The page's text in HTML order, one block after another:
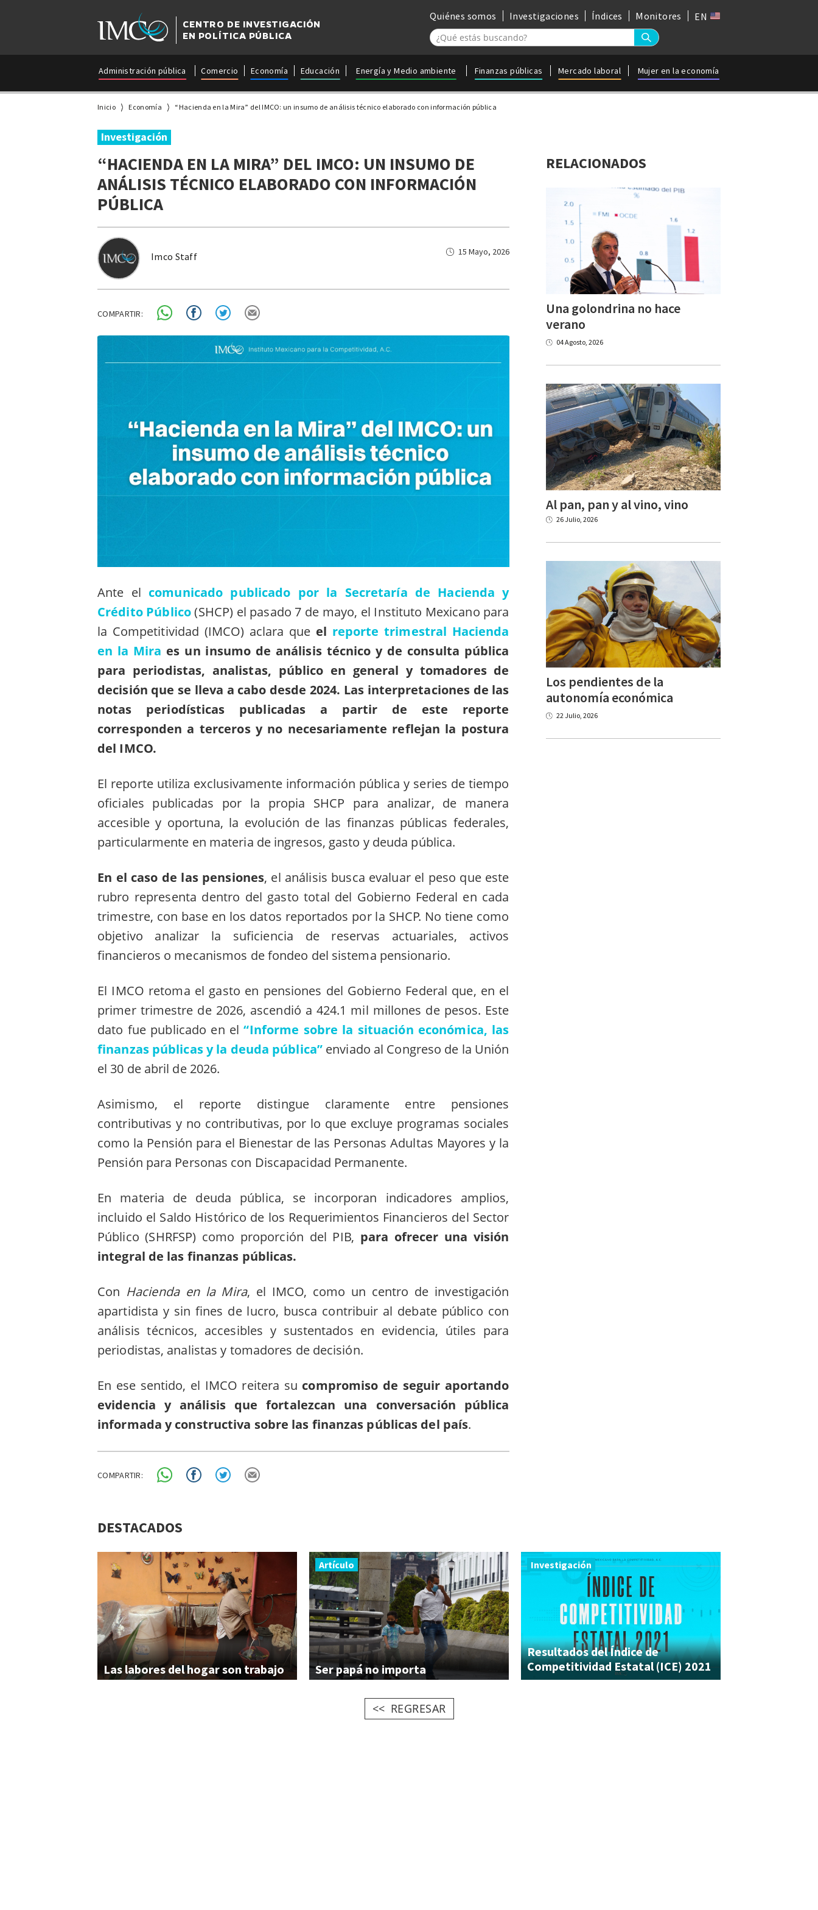
CENTRO DE INVESTIGACIÓN
EN POLÍTICA PÚBLICA
Quiénes somos Investigaciones Índices Monitores EN
Administración pública Comercio Economía Educación Energía y Medio ambiente Finanzas públicas Mercado laboral Mujer en la economía
Inicio Economía “Hacienda en la Mira” del IMCO: un insumo de análisis técnico elaborado con información pública
Investigación
“HACIENDA EN LA MIRA” DEL IMCO: UN INSUMO DE
ANÁLISIS TÉCNICO ELABORADO CON INFORMACIÓN
PÚBLICA
Imco Staff 15 Mayo, 2026
COMPARTIR:
Ante el comunicado publicado por la Secretaría de Hacienda y
Crédito Público(SHCP) el pasado 7 de mayo, el Instituto Mexicano para
la Competitividad (IMCO) aclara que el reporte trimestral Hacienda
en la Mira es un insumo de análisis técnico y de consulta pública
para periodistas, analistas, público en general y tomadores de
decisión que se lleva a cabo desde 2024. Las interpretaciones de las
notas periodísticas publicadas a partir de este reporte
corresponden a terceros y no necesariamente reflejan la postura
del IMCO.
El reporte utiliza exclusivamente información pública y series de tiempo
oficiales publicadas por la propia SHCP para analizar, de manera
accesible y oportuna, la evolución de las finanzas públicas federales,
particularmente en materia de ingresos, gasto y deuda pública.
En el caso de las pensiones, el análisis busca evaluar el peso que este
rubro representa dentro del gasto total del Gobierno Federal en cada
trimestre, con base en los datos reportados por la SHCP. No tiene como
objetivo analizar la suficiencia de reservas actuariales, activos
financieros o mecanismos de fondeo del sistema pensionario.
El IMCO retoma el gasto en pensiones del Gobierno Federal que, en el
primer trimestre de 2026, ascendió a 424.1 mil millones de pesos. Este
dato fue publicado en el“Informe sobre la situación económica, las
finanzas públicas y la deuda pública” enviado al Congreso de la Unión
el 30 de abril de 2026.
Asimismo, el reporte distingue claramente entre pensiones
contributivas y no contributivas, por lo que excluye programas sociales
como la Pensión para el Bienestar de las Personas Adultas Mayores y la
Pensión para Personas con Discapacidad Permanente.
En materia de deuda pública, se incorporan indicadores amplios,
incluido el Saldo Histórico de los Requerimientos Financieros del Sector
Público (SHRFSP) como proporción del PIB, para ofrecer una visión
integral de las finanzas públicas.
Con Hacienda en la Mira, el IMCO, como un centro de investigación
apartidista y sin fines de lucro, busca contribuir al debate público con
análisis técnicos, accesibles y sustentados en evidencia, útiles para
periodistas, analistas y tomadores de decisión.
En ese sentido, el IMCO reitera su compromiso de seguir aportando
evidencia y análisis que fortalezcan una conversación pública
informada y constructiva sobre las finanzas públicas del país.
COMPARTIR:
RELACIONADOS
Una golondrina no hace
verano
04 Agosto, 2026
Al pan, panyalvino,vino
26 Julio, 2026
Los pendientes de la
autonomía económica
22 Julio, 2026
DESTACADOS
Las labores delhogarson trabajo
Artículo
Serpapáno importa
Investigación
Resultados del Índice de
Competitividad Estatal (ICE) 2021
REGRESAR